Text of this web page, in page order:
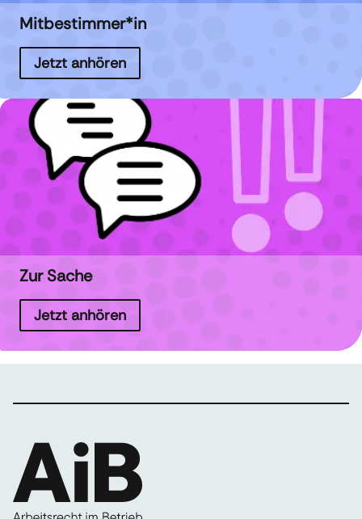
Mitbestimmer*in
Jetzt anhören
Zur Sache
Jetzt anhören